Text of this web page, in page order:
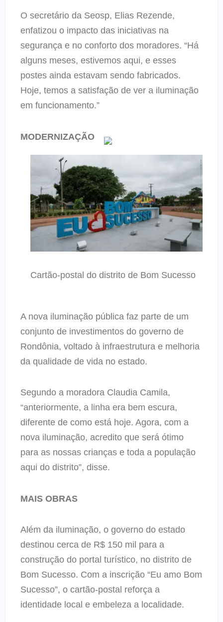
O secretário da Seosp, Elias Rezende,
enfatizou o impacto das iniciativas na
segurança e no conforto dos moradores. “Há
alguns meses, estivemos aqui, e esses
postes ainda estavam sendo fabricados.
Hoje, temos a satisfação de ver a iluminação
em funcionamento.”
Cartão-postal do distrito de Bom Sucesso
MODERNIZAÇÃO
A nova iluminação pública faz parte de um
conjunto de investimentos do governo de
Rondônia, voltado à infraestrutura e melhoria
da qualidade de vida no estado.
Segundo a moradora Claudia Camila,
“anteriormente, a linha era bem escura,
diferente de como está hoje. Agora, com a
nova iluminação, acredito que será ótimo
para as nossas crianças e toda a população
aqui do distrito”, disse.
MAIS OBRAS
Além da iluminação, o governo do estado
destinou cerca de R$ 150 mil para a
construção do portal turístico, no distrito de
Bom Sucesso. Com a inscrição “Eu amo Bom
Sucesso”, o cartão-postal reforça a
identidade local e embeleza a localidade.